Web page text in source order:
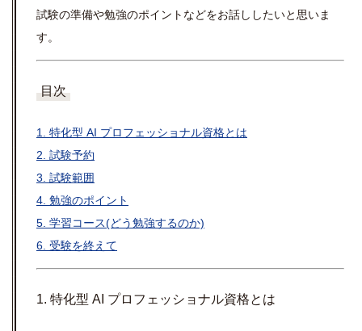
試験の準備や勉強のポイントなどをお話ししたいと思いま
す。
目次
1. 特化型 AI プロフェッショナル資格とは
2. 試験予約
3. 試験範囲
4. 勉強のポイント
5. 学習コース(どう勉強するのか)
6. 受験を終えて
1. 特化型 AI プロフェッショナル資格とは